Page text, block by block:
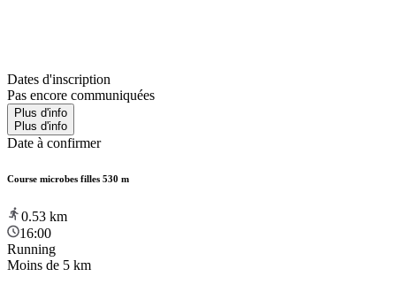
Dates d'inscription
Pas encore communiquées
Plus d'info
Plus d'info
Date à confirmer
Course microbes filles 530 m
0.53 km
16:00
Running
Moins de 5 km